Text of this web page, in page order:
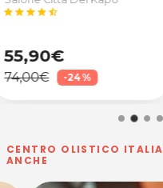
39,90€
68,00€ -41%
CENTRO OLISTICO
ANCHE